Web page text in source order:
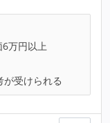
万円以上
が受けられる